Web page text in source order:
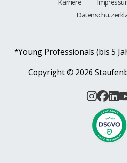
Karriere
*Young Professionals (bis 5
Copyright © 2026